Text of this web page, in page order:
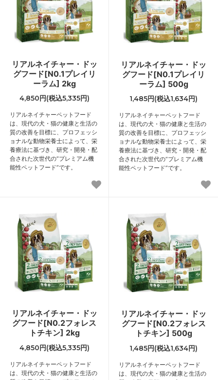
リアルネイチャー・ドッ
グフード[N0.1プレイリ
ーラム] 2kg
4,850円(税込5,335円)
リアルネイチャーペットフード
は、現代の犬・猫の健康と生活の
質の改善を目標に、プロフェッシ
ョナルな動物栄養士によって、栄
養療法に基づき、研究・開発・配
合された次世代の“プレミアム機
能性ペットフード”です。
リアルネイチャー・ドッ
グフード[N0.1プレイリ
ーラム] 500g
1,485円(税込1,634円)
リアルネイチャーペットフード
は、現代の犬・猫の健康と生活の
質の改善を目標に、プロフェッシ
ョナルな動物栄養士によって、栄
養療法に基づき、研究・開発・配
合された次世代の“プレミアム機
能性ペットフード”です。
リアルネイチャー・ドッ
グフード[N0.2フォレス
トチキン] 2kg
4,850円(税込5,335円)
リアルネイチャーペットフード
は、現代の犬・猫の健康と生活の
リアルネイチャー・ドッ
グフード[N0.2フォレス
トチキン] 500g
1,485円(税込1,634円)
リアルネイチャーペットフード
は、現代の犬・猫の健康と生活の